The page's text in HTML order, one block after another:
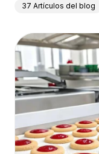
37 Artículos del blog